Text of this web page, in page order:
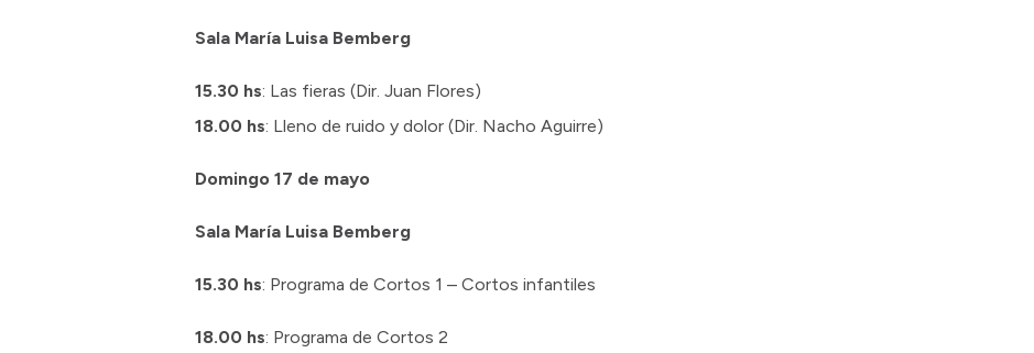
Sala María Luisa Bemberg
15.30 hs: Las fieras (Dir. Juan Flores)
18.00 hs: Lleno de ruido y dolor (Dir. Nacho Aguirre)
Domingo 17 de mayo
Sala María Luisa Bemberg
15.30 hs: Programa de Cortos 1 – Cortos infantiles
18.00 hs: Programa de Cortos 2